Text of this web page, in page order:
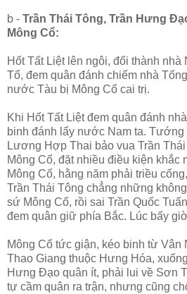
b - Trần Thái Tông, Trần Hưng
Mông Cổ:
Hốt Tất Liệt lên ngôi, đổi thành
Tổ, đem quân đánh chiếm nhà
nước Tàu bị Mông Cổ cai trị.
Khi Hốt Tất Liệt đem quân đánh
binh đánh lấy nước Nam ta. Tướng
Lương Hợp Thai bảo vua Trần
Mông Cổ, đặt nhiều điều kiện khắc
Mông Cổ, hằng năm phải triều
Trần Thái Tông chẳng những
sứ Mông Cổ, rồi sai Trần Quốc
đem quân giữ phía Bắc. Lúc bấy
Mông Cổ tức giận, kéo binh từ Vân
Thao Giang thuộc Hưng Hóa,
Hưng Đạo quân ít, phải lui về Sơn
tự cầm quân ra trận, nhưng cũng